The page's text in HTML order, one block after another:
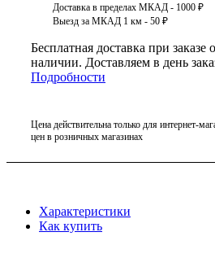
Доставка в пределах МКАД - 1000 ₽
Выезд за МКАД 1 км - 50 ₽
Бесплатная доставка при заказе
наличии. Доставляем в день
Подробности
Цена действительна только для интернет-
цен в розничных магазинах
Характеристики
Как купить